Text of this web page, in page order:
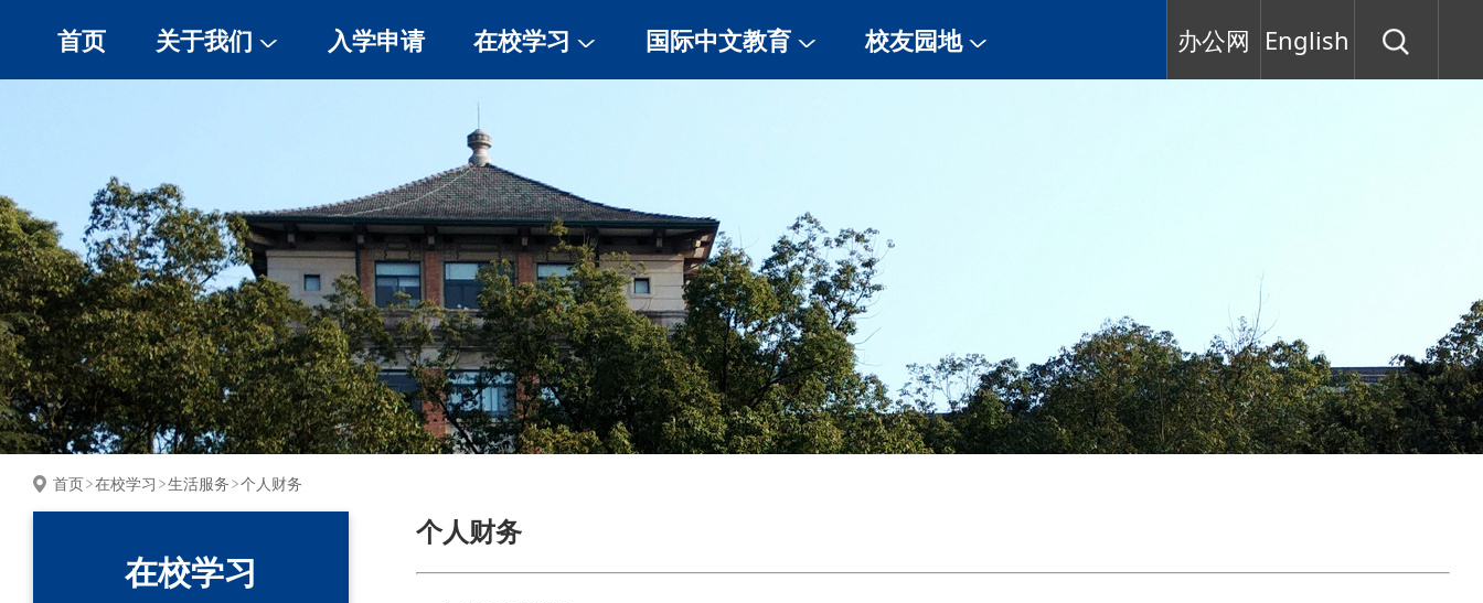
办公网 English
首页 关于我们
联系我们
云游浙大
美丽杭州
入学申请 在校学习
规章制度
评奖评优
签证居留许可
医疗保险
住宿信息
生活服务
国际中文教育
HSK考试
师资风采
校友园地
首页 在校学习 生活服务 个人财务
在校学习
个人财务